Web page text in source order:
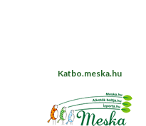
Katbo.meska.hu